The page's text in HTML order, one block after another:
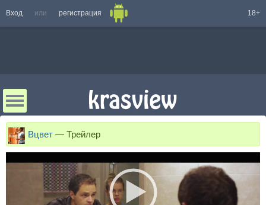
Вход или регистрация 18+
Вцвет — Трейлер